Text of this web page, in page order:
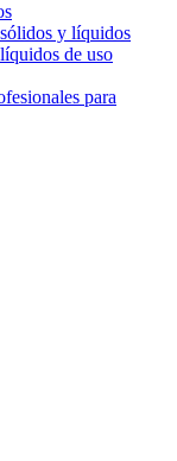
y líquidos
de uso
para